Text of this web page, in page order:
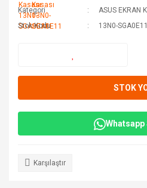
Kategori
ASUS EKRAN
Stok Kodu
13N0-SGA0E11
STOK
Whatsapp
Karşılaştır